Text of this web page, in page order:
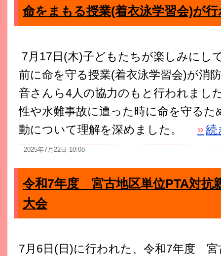
命をまもる授業(着衣泳学習会)が
7月17日(木)子どもたちが楽しみにし
前に命を守る授業(着衣泳学習会)が消
音さんら4人の協力のもと行われまし
性や水難事故に遭った時に命を守るた
動について理解を深めました。
»続
2025年7月22日 10:08
令和7年度 宮古地区単位PTA対抗
大会
7月6日(日)に行われた、令和7年度 宮